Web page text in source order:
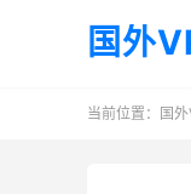
国外
当前位置： 国